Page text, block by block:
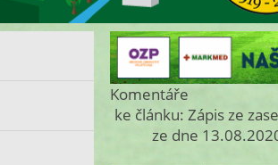
Komentáře
ke článku: Zápis ze
ze dne